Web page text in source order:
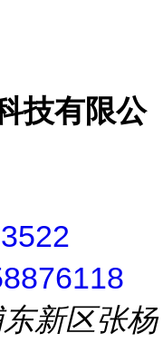
技有限公
新区张杨